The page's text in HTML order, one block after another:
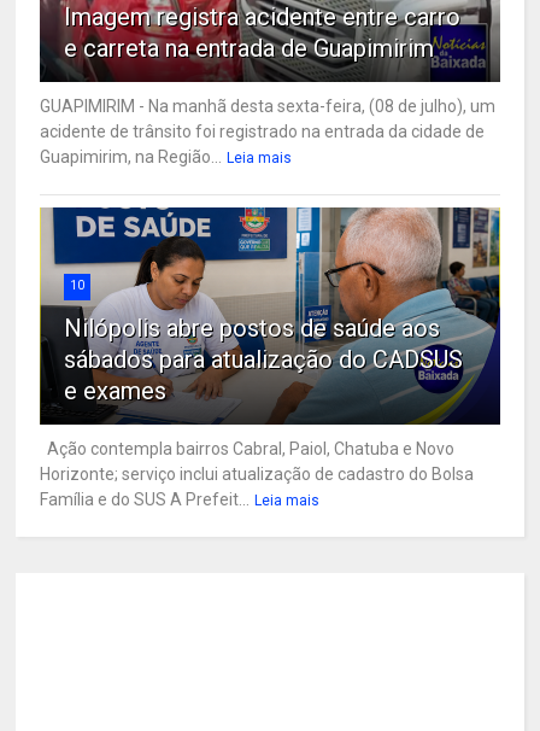
Imagem registra acidente entre carro
e carreta na entrada de Guapimirim
GUAPIMIRIM - Na manhã desta sexta-feira, (08 de julho), um
acidente de trânsito foi registrado na entrada da cidade de
Guapimirim, na Região...
Leia mais
10
Nilópolis abre postos de saúde aos
sábados para atualização do CADSUS
e exames
Ação contempla bairros Cabral, Paiol, Chatuba e Novo
Horizonte; serviço inclui atualização de cadastro do Bolsa
Família e do SUS A Prefeit...
Leia mais